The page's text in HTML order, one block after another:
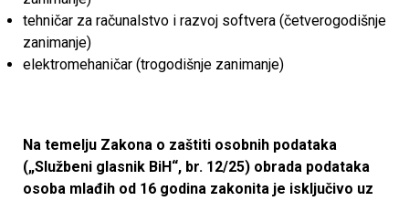
tehničar za računalstvo i razvoj softvera (četverogodišnje
zanimanje)
elektromehaničar (trogodišnje zanimanje)
Na temelju Zakona o zaštiti osobnih podataka
(„Službeni glasnik BiH“, br. 12/25) obrada podataka
osoba mlađih od 16 godina zakonita je isključivo uz